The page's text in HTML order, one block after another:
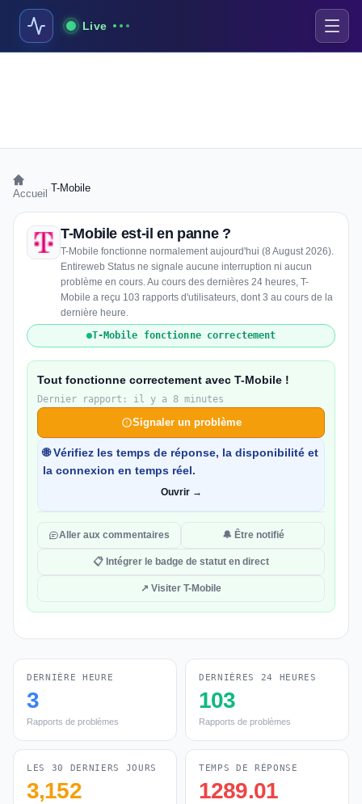
Live
Accueil T-Mobile
T-Mobile est-il en panne ?
T-Mobile fonctionne normalement aujourd'hui (8 August 2026).
Entireweb Status ne signale aucune interruption ni aucun
problème en cours. Au cours des dernières 24 heures, T-
Mobile a reçu 103 rapports d'utilisateurs, dont 3 au cours de la
dernière heure.
T-Mobile fonctionne correctement
Tout fonctionne correctement avec T-Mobile !
Dernier rapport: il y a 8 minutes
Signaler un problème
🌐 Vérifiez les temps de réponse, la disponibilité et
la connexion en temps réel.
Ouvrir →
Aller aux commentaires 🔔 Être notifié
📋 Intégrer le badge de statut en direct
↗ Visiter T-Mobile
DERNIÈRE HEURE
3
Rapports de problèmes
DERNIÈRES 24 HEURES
103
Rapports de problèmes
LES 30 DERNIERS JOURS
3,152
TEMPS DE RÉPONSE
1289.01